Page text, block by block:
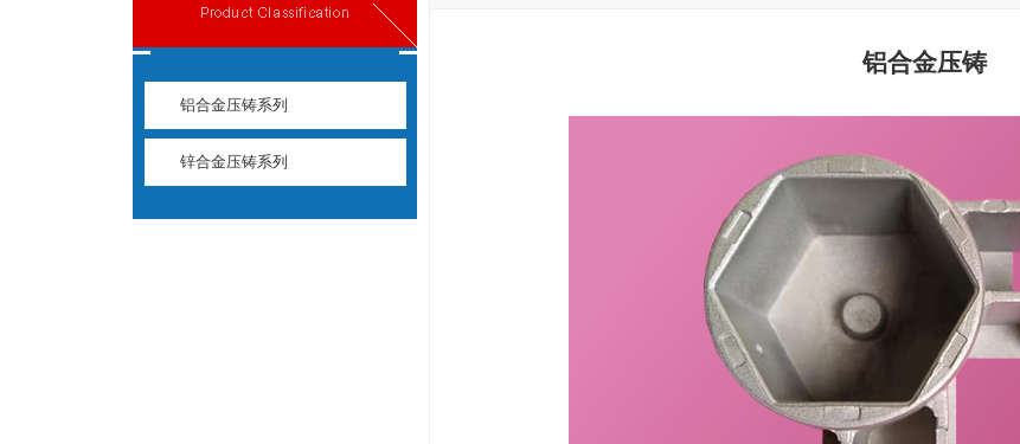
铝合金压铸系列
锌合金压铸系列
铝合金压铸